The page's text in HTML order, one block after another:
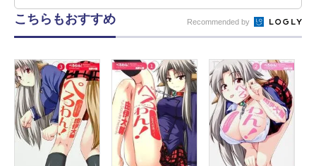
こちらもおすすめ Recommended by